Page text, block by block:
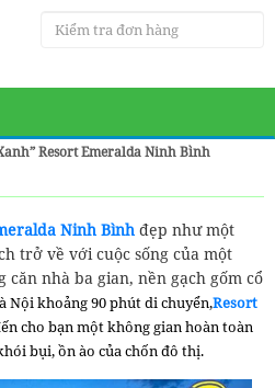
Resort Emeralda Ninh Bình
Ninh Bình đẹp như một
trở về với cuộc sống của một
căn nhà ba gian, nền gạch gốm cổ
Nội khoảng 90 phút di chuyển,Resort
cho bạn một không gian hoàn toàn
bụi, ồn ào của chốn đô thị.